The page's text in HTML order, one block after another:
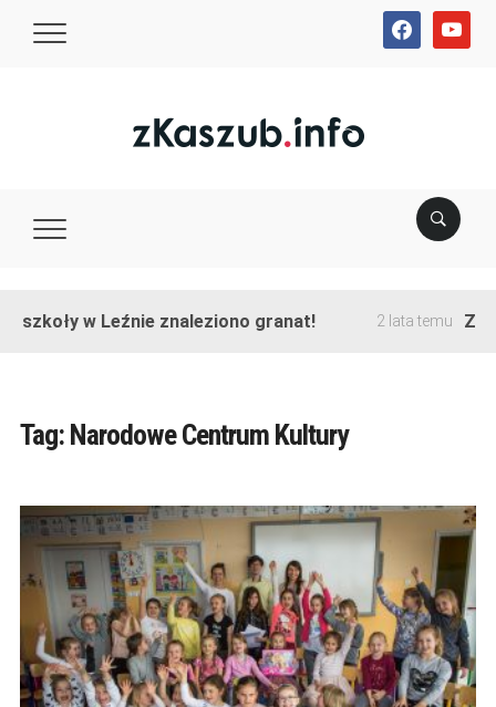
facebookyoutube
szkoły w Leźnie znaleziono granat! 2 lata temu
Tag: Narodowe Centrum Kultury